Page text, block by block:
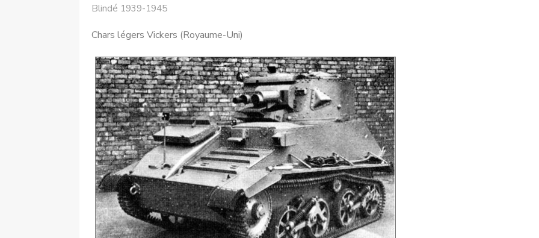
Blindé 1939-1945
Chars légers Vickers (Royaume-Uni)